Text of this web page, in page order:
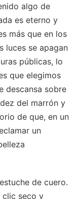
algo de
es eterno y
más que en los
luces se apagan
públicas, lo
que elegimos
descansa sobre
del marrón y
de que, en un
un
de cuero.
clic seco y